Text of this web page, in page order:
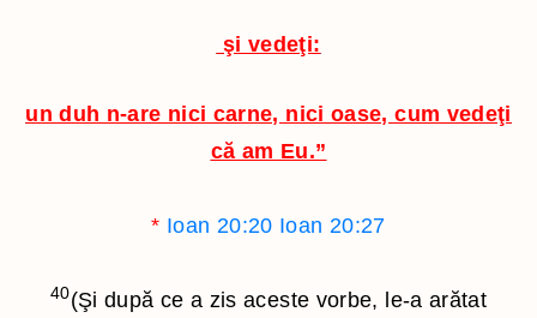
şi vedeţi:
un duh n-are nici carne, nici oase, cum vedeţi
că am Eu.”
* Ioan 20:20 Ioan 20:27
40(Şi după ce a zis aceste vorbe, le-a arătat